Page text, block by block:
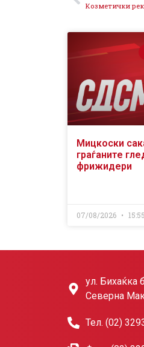
Мицкоски
граѓаните
фрижидери
07/08/2026 15:55
ул. Бихаќка
Северна
Тел. (02)